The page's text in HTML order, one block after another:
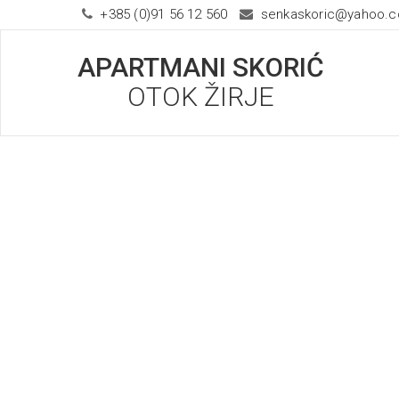
+385 (0)91 56 12 560
APARTMANI SKORIĆ
OTOK ŽIRJE